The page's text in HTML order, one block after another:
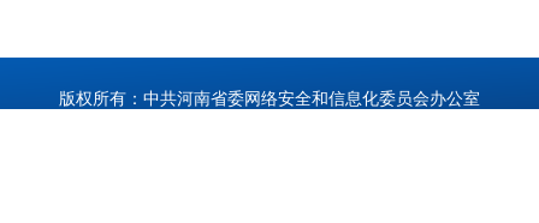
版权所有：中共河南省委网络安全和信息化委员会办公室